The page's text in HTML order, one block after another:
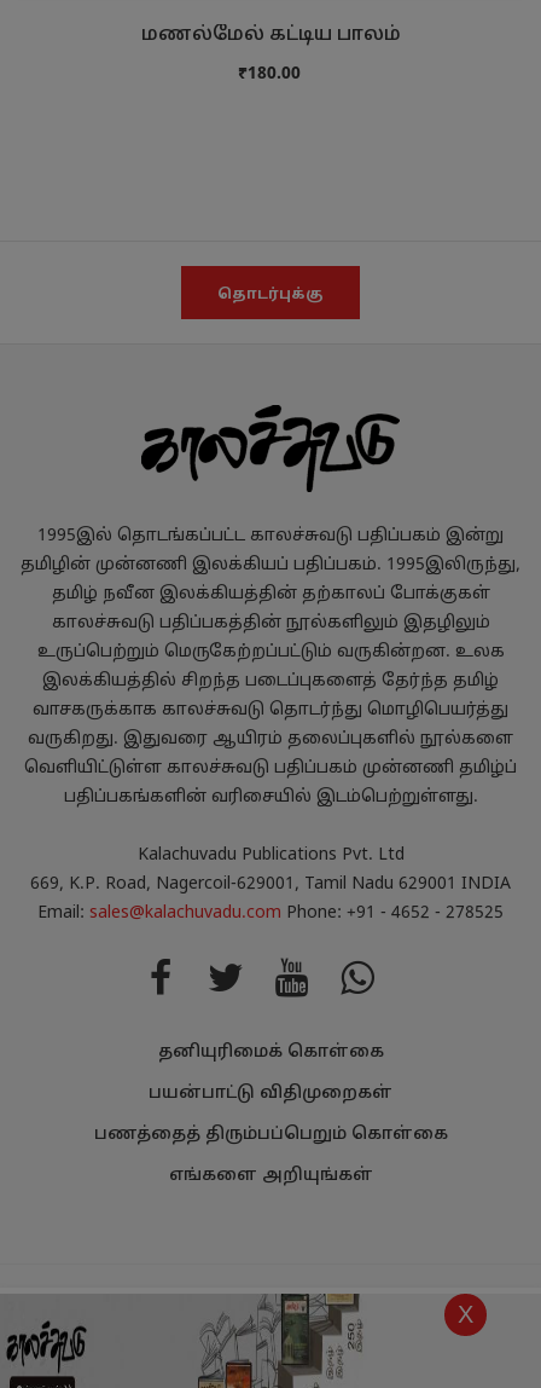
X
மணல்மேல் கட்டிய பாலம்
₹180.00
தொடர்புக்கு
1995இல் தொடங்கப்பட்ட காலச்சுவடு பதிப்பகம் இன்று
தமிழின் முன்னணி இலக்கியப் பதிப்பகம். 1995இலிருந்து,
தமிழ் நவீன இலக்கியத்தின் தற்காலப் போக்குகள்
காலச்சுவடு பதிப்பகத்தின் நூல்களிலும் இதழிலும்
உருப்பெற்றும் மெருகேற்றப்பட்டும் வருகின்றன. உலக
இலக்கியத்தில் சிறந்த படைப்புகளைத் தேர்ந்த தமிழ்
வாசகருக்காக காலச்சுவடு தொடர்ந்து மொழிபெயர்த்து
வருகிறது. இதுவரை ஆயிரம் தலைப்புகளில் நூல்களை
வெளியிட்டுள்ள காலச்சுவடு பதிப்பகம் முன்னணி தமிழ்ப்
பதிப்பகங்களின் வரிசையில் இடம்பெற்றுள்ளது.
Kalachuvadu Publications Pvt. Ltd
669, K.P. Road, Nagercoil-629001, Tamil Nadu 629001 INDIA
Email: sales@kalachuvadu.com Phone: +91 - 4652 - 278525
தனியுரிமைக் கொள்கை
பயன்பாட்டு விதிமுறைகள்
பணத்தைத் திரும்பப்பெறும் கொள்கை
எங்களை அறியுங்கள்
Copyright Kalachuvadu Publications Pvt Ltd 2021.
All Rights
Reserved